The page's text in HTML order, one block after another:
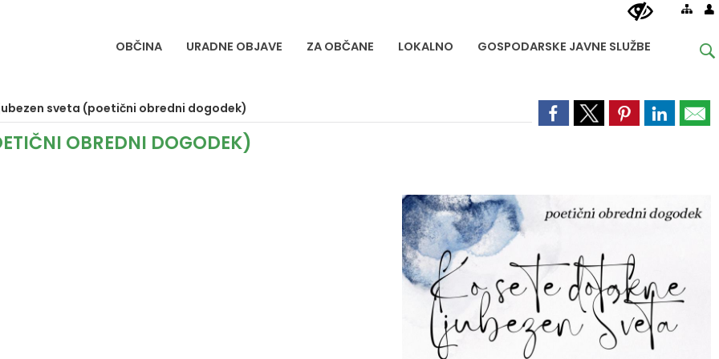
OBČINA URADNE OBJAVE ZA OBČANE LOKALNO GOSPODARSKE JAVNE SLUŽBE
sveta (poetični obredni dogodek)
OBREDNI DOGODEK)